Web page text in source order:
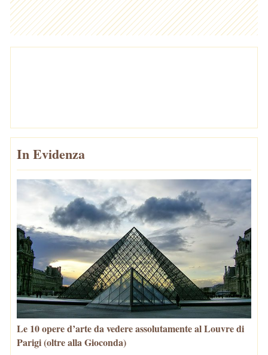
In Evidenza
Le 10 opere d’arte da vedere assolutamente al Louvre di
Parigi (oltre alla Gioconda)